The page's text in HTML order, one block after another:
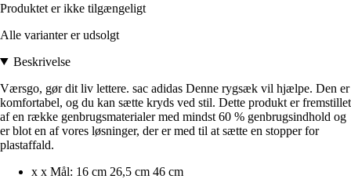
Produktet er ikke tilgængeligt
Alle varianter er udsolgt
Beskrivelse
Værsgo, gør dit liv lettere. sac adidas Denne rygsæk vil hjælpe. Den er
komfortabel, og du kan sætte kryds ved stil. Dette produkt er fremstillet
af en række genbrugsmaterialer med mindst 60 % genbrugsindhold og
er blot en af vores løsninger, der er med til at sætte en stopper for
plastaffald.
x x Mål: 16 cm 26,5 cm 46 cm